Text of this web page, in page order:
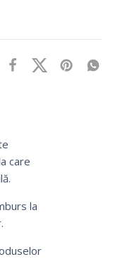
care
la